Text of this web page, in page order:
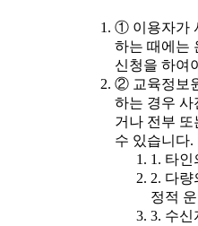
① 이용자가
하는 때에는
신청을 하여
② 교육정보
하는 경우 사
거나 전부
수 있습니다.
1. 타
2. 다량
정적
3. 수신